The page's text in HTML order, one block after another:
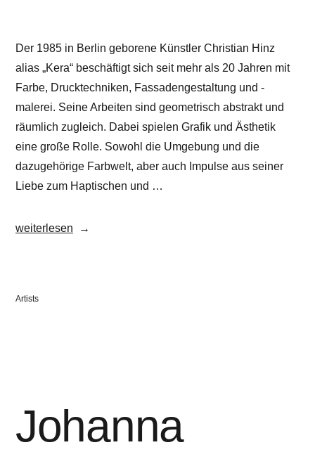
Der 1985 in Berlin geborene Künstler Christian Hinz
alias „Kera“ beschäftigt sich seit mehr als 20 Jahren mit
Farbe, Drucktechniken, Fassadengestaltung und -
malerei. Seine Arbeiten sind geometrisch abstrakt und
räumlich zugleich. Dabei spielen Grafik und Ästhetik
eine große Rolle. Sowohl die Umgebung und die
dazugehörige Farbwelt, aber auch Impulse aus seiner
Liebe zum Haptischen und …
„Christian
weiterlesen
Veröffentlicht
Artists
Johanna